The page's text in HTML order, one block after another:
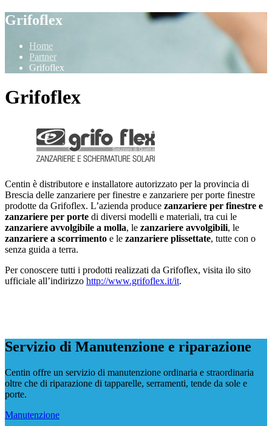
Grifoflex
Home
Partner
Grifoflex
Grifoflex
Centin è distributore e installatore autorizzato per la provincia di
Brescia delle zanzariere per finestre e zanzariere per porte finestre
prodotte da Grifoflex. L’azienda produce zanzariere per finestre e
zanzariere per porte di diversi modelli e materiali, tra cui le
zanzariere avvolgibile a molla, le zanzariere avvolgibili, le
zanzariere a scorrimento e le zanzariere plissettate, tutte con o
senza guida a terra.
Per conoscere tutti i prodotti realizzati da Grifoflex, visita ilo sito
ufficiale all’indirizzo http://www.grifoflex.it/it.
Servizio di Manutenzione e riparazione
Centin offre un servizio di manutenzione ordinaria e straordinaria
oltre che di riparazione di tapparelle, serramenti, tende da sole e
porte.
Manutenzione